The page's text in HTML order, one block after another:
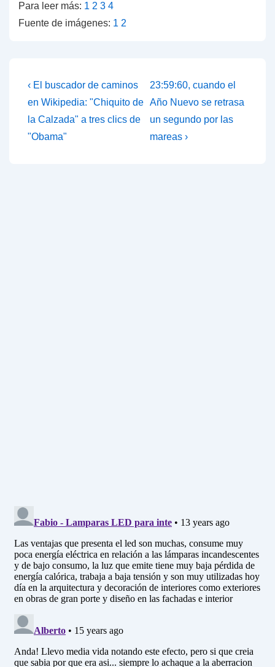
Para leer más: 1 2 3 4
Fuente de imágenes: 1 2
Navegación
de
entradas
La
entrada
anterior
es
‹ El buscador de caminos
en Wikipedia: "Chiquito de
la Calzada" a tres clics de
"Obama"
La
entrada
siguiente
es
23:59:60, cuando el
Año Nuevo se retrasa
un segundo por las
mareas ›